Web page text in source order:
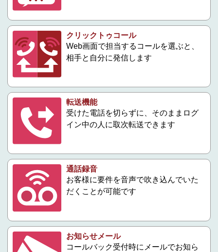
クリックトゥコール
Web画面で担当するコールを選ぶと、
相手と自分に発信します
転送機能
受けた電話を切らずに、そのままログ
イン中の人に取次転送できます
通話録音
お客様に要件を音声で吹き込んでいた
だくことが可能です
お知らせメール
コールバック受付時にメールでお知ら